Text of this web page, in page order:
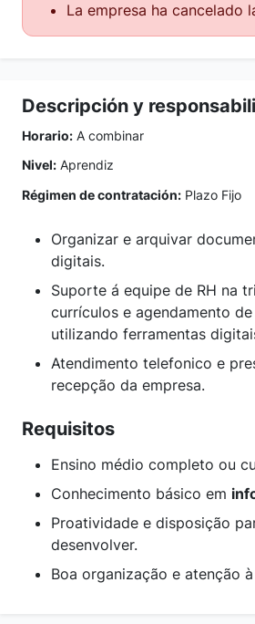
La empresa ha cancelado
Descripción y
Horario: A combinar
Nivel: Aprendiz
Régimen de contratación: Plazo Fijo
Organizar e arquivar
digitais.
Suporte á equipe de RH na
currículos e agendamento
utilizando ferramentas
Atendimento telefonico e
recepção da empresa.
Requisitos
Ensino médio completo ou
Conhecimento básico em
Proatividade e disposição
desenvolver.
Boa organização e atenção